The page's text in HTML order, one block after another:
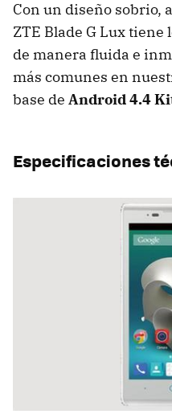
Con un diseño sobrio,
ZTE Blade G Lux
de manera fluida e
más comunes en
base de Android 4.4
Especificaciones